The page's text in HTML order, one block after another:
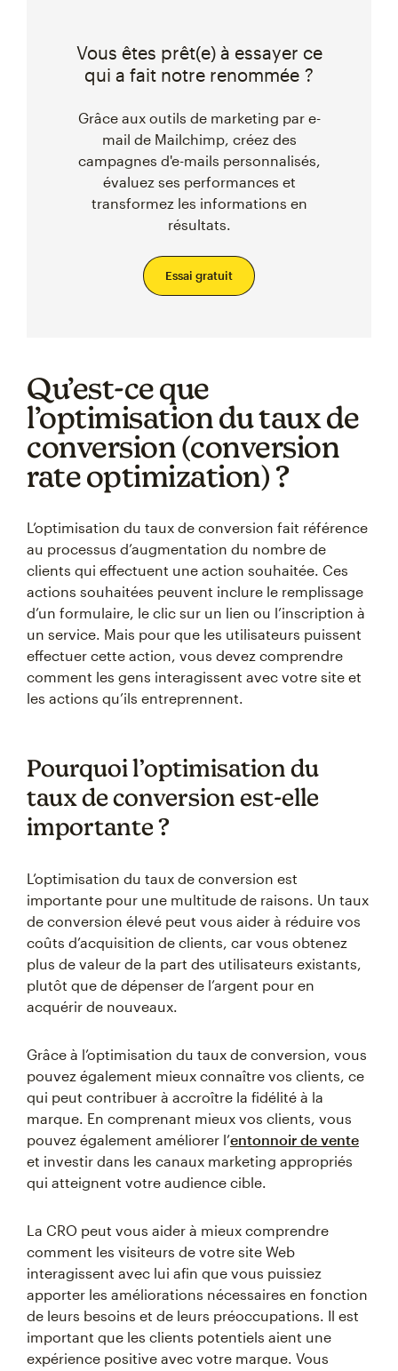
Vous êtes prêt(e) à essayer ce
qui a fait notre renommée ?
Grâce aux outils de marketing par e-
mail de Mailchimp, créez des
campagnes d'e-mails personnalisés,
évaluez ses performances et
transformez les informations en
résultats.
Essai gratuit
Qu’est-ce que
l’optimisation du taux de
conversion (conversion
rate optimization) ?
L’optimisation du taux de conversion fait référence
au processus d’augmentation du nombre de
clients qui effectuent une action souhaitée. Ces
actions souhaitées peuvent inclure le remplissage
d’un formulaire, le clic sur un lien ou l’inscription à
un service. Mais pour que les utilisateurs puissent
effectuer cette action, vous devez comprendre
comment les gens interagissent avec votre site et
les actions qu’ils entreprennent.
Pourquoi l’optimisation du
taux de conversion est-elle
importante ?
L’optimisation du taux de conversion est
importante pour une multitude de raisons. Un taux
de conversion élevé peut vous aider à réduire vos
coûts d’acquisition de clients, car vous obtenez
plus de valeur de la part des utilisateurs existants,
plutôt que de dépenser de l’argent pour en
acquérir de nouveaux.
Grâce à l’optimisation du taux de conversion, vous
pouvez également mieux connaître vos clients, ce
qui peut contribuer à accroître la fidélité à la
marque. En comprenant mieux vos clients, vous
pouvez également améliorer l’entonnoir de vente
et investir dans les canaux marketing appropriés
qui atteignent votre audience cible.
La CRO peut vous aider à mieux comprendre
comment les visiteurs de votre site Web
interagissent avec lui afin que vous puissiez
apporter les améliorations nécessaires en fonction
de leurs besoins et de leurs préoccupations. Il est
important que les clients potentiels aient une
expérience positive avec votre marque. Vous